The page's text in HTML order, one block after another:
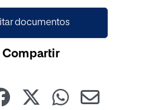
documentos
Compartir